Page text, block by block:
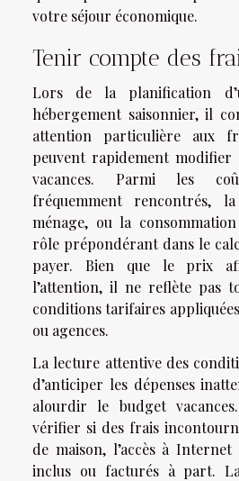
votre séjour économique.
Tenir compte des
Lors de la planification
hébergement saisonnier, il
attention particulière aux
peuvent rapidement modifier
vacances. Parmi les
fréquemment rencontrés,
ménage, ou la
rôle prépondérant dans le
payer. Bien que le prix
l’attention, il ne reflète pas
conditions tarifaires
ou agences.
La lecture attentive des
d’anticiper les dépenses
alourdir le budget
vérifier si des frais
de maison, l’accès à
inclus ou facturés à part.